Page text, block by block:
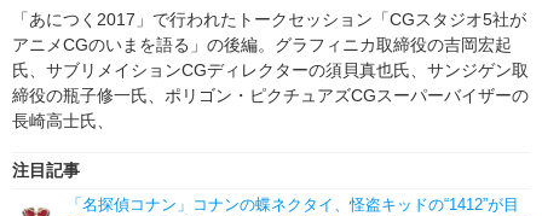
ゲーム 座談会
アニメ！アニメ！TV ABEMA Cafe
「あにつく2017」で行われたトークセッション「CGスタジオ5社が
アニメCGのいまを語る」の後編。グラフィニカ取締役の吉岡宏起
氏、サブリメイションCGディレクターの須貝真也氏、サンジゲン取
締役の瓶子修一氏、ポリゴン・ピクチュアズCGスーパーバイザーの
長崎高士氏、
注目記事
「名探偵コナン」コナンの蝶ネクタイ、怪盗キッドの“1412”が目